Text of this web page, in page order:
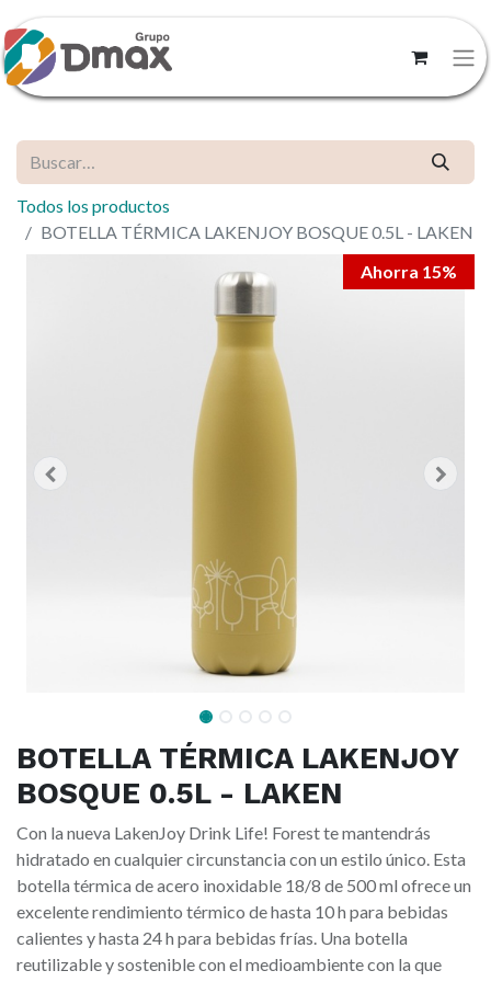
Todos los productos
BOTELLA TÉRMICA LAKENJOY BOSQUE 0.5L - LAKEN
Ahorra 15%
BOTELLA TÉRMICA LAKENJOY
BOSQUE 0.5L - LAKEN
Con la nueva LakenJoy Drink Life! Forest te mantendrás
hidratado en cualquier circunstancia con un estilo único. Esta
botella térmica de acero inoxidable 18/8 de 500 ml ofrece un
excelente rendimiento térmico de hasta 10 h para bebidas
calientes y hasta 24 h para bebidas frías. Una botella
reutilizable y sostenible con el medioambiente con la que